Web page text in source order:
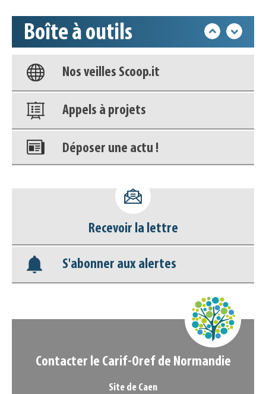
Boîte à outils
Base documentaire
Nos veilles Scoop.it
Appels à projets
Déposer une actu !
déconnecter)
Base documentaire
Nos veilles Scoop.it
Recevoir la lettre
S'abonner aux alertes
Contacter le Carif-Oref de Normandie
Site de Caen